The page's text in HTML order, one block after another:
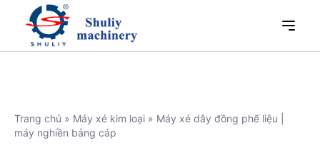
Trang chủ » Máy xé kim loại » Máy xé dây đồng phế liệu |
máy nghiền bảng cáp